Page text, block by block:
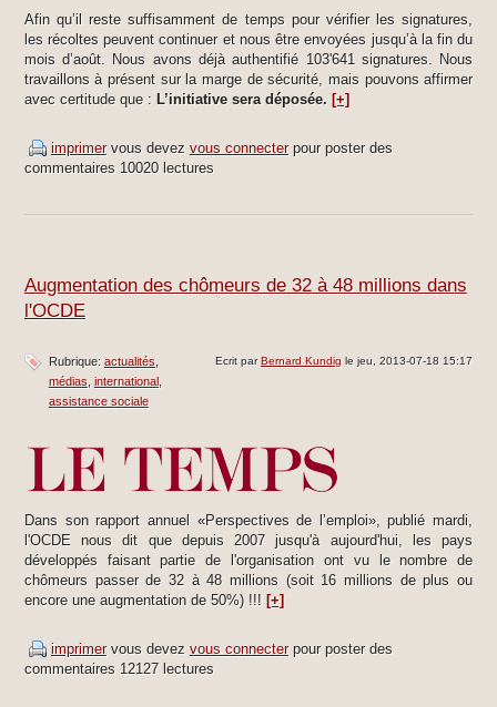
Afin qu’il reste suffisamment de temps pour vérifier les signatures,
les récoltes peuvent continuer et nous être envoyées jusqu’à la fin du
mois d’août. Nous avons déjà authentifié 103'641 signatures. Nous
travaillons à présent sur la marge de sécurité, mais pouvons affirmer
avec certitude que : L’initiative sera déposée. [+]
imprimer vous devez vous connecterpour poster des
commentaires 10020 lectures
Augmentation des chômeurs de 32 à 48 millions dans
l'OCDE
Ecrit parBernard Kundig le jeu, 2013-07-18 15:17
Rubrique: actualités
médias international
assistance sociale
Dans son rapport annuel «Perspectives de l’emploi», publié mardi,
l'OCDE nous dit que depuis 2007 jusqu'à aujourd'hui, les pays
développés faisant partie de l'organisation ont vu le nombre de
chômeurs passer de 32 à 48 millions (soit 16 millions de plus ou
encore une augmentation de 50%) !!! [+]
imprimer vous devez vous connecterpour poster des
commentaires 12127 lectures